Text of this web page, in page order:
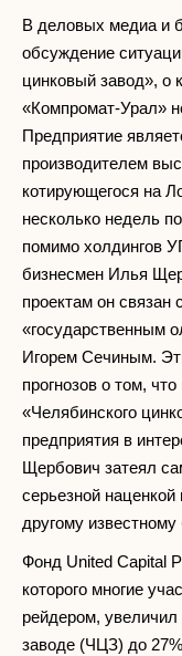
В деловых медиа и
обсуждение
цинковый завод», о
«Компромат-Урал»
Предприятие
производителем
котирующегося на
несколько недель
помимо холдингов
бизнесмен Илья
проектам он связан
«государственным
Игорем Сечиным.
прогнозов о том,
«Челябинского
предприятия в
Щербович затеял
серьезной наценкой
другому
Фонд United Capital
которого многие
рейдером,
заводе (ЧЦЗ) до